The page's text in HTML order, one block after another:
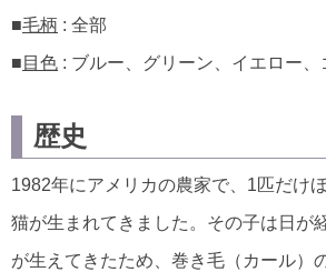
■毛柄 : 全部
■ 目色 : ブルー、グリーン、イエロー
歴史
1982年にアメリカの農家で、1匹だけ
猫が生まれてきました。その子は日が
が生えてきたため、巻き毛（カール）